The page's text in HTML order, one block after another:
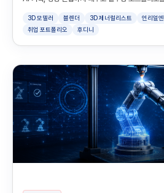
3D 모델러 블렌더 3D 제너럴리스트 언리얼
취업 포트폴리오
후디니